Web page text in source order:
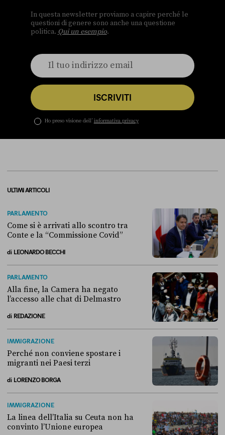
In questa newsletter proviamo a capire perché le
questioni di genere sono anche una questione
politica. Qui un esempio.
ISCRIVITI
Ho preso visione dell’ informativa privacy
ULTIMI ARTICOLI
PARLAMENTO
Come si è arrivati allo scontro tra
Conte e la “Commissione Covid”
di LEONARDO BECCHI
PARLAMENTO
Alla fine, la Camera ha negato
l’accesso alle chat di Delmastro
di REDAZIONE
IMMIGRAZIONE
Perché non conviene spostare i
migranti nei Paesi terzi
di LORENZO BORGA
IMMIGRAZIONE
La linea dell’Italia su Ceuta non ha
convinto l’Unione europea